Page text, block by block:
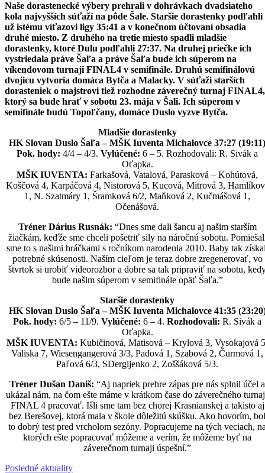
Naše dorastenecké výbery prehrali v dohrávkach dvadsiateho
kola najvyšších súťaží na pôde Šale. Staršie dorastenky podľahli
už istému víťazovi ligy 35:41 a v konečnom účtovaní obsadia
druhé miesto. Z druhého na tretie miesto spadli mladšie
dorastenky, ktoré Dulu podľahli 27:37. Na druhej priečke ich
vystriedala práve Šaľa a práve Šaľa bude ich súperom na
víkendovom turnaji FINAL4 v semifinále. Druhú semifinálovú
dvojicu vytvoria domáca Bytča a Malacky. V súťaži starších
dorasteniek o majstrovi tiež rozhodne záverečný turnaj FINAL4,
ktorý sa bude hrať v sobotu 23. mája v Šali. Ich súperom v
semifinále budú Topoľčany, domáce Duslo vyzve Bytča.
Mladšie dorastenky
HK Slovan Duslo Šaľa – MŠK Iuventa Michalovce 37:27 (19:11)
Pok. hody: 4/4 – 4/3. Vylúčené: 6 – 5. Rozhodovali: R. Sivák a
Oťapka.
MŠK IUVENTA: Farkašová, Vatalová, Parasková – Kohútová,
Koščová 4, Karpáčová 4, Nistorová 5, Kucová, Mitrová 3,
1, N. Szatmáry 1, Šramková 6/2, Maňková 2, Kučmášová 1,
Očenášová.
Tréner Dárius Rusnák: “Dnes sme dali šancu aj našim starším
žiačkám, keďže sme chceli pošetriť sily na náročnú sobotu.
sme to s našimi hráčkami s ročníkom narodenia 2010. Baby tak
potrebné skúsenosti. Naším cieľom je teraz dobre zregenerovať, vo
štvrtok si urobiť videorozbor a dobre sa tak pripraviť na sobotu,
bude našim súperom v semifinále opäť Šaľa.”
Staršie dorastenky
HK Slovan Duslo Šaľa – MŠK Iuventa Michalovce 41:35
Pok. hody: 6/5 – 11/9. Vylúčené: 6 – 4. Rozhodovali: R. Sivák a
Oťapka.
MŠK IUVENTA: Kubičinová, Matisová – Krylová 3, Vysokajová
Valiska 7, Wiesengangerová 3/3, Padová 1, Szabová 2, Čurmová 1,
Paľová 6/3, SDergijenko 2, Zoššáková 5/3.
Tréner Dušan Daniš: “Aj napriek prehre zápas pre nás splnil účel a
ukázal nám, na čom ešte máme v krátkom čase do záverečného
FINAL 4 pracovať. Išli sme tam bez chorej Krasnianskej a takisto aj
bez Berešovej, ktorá mala v škole dôležitú skúšku. Ako hovorím, bol
to dobrý test pred vrcholom sezóny. Popracujeme na tých veciach,
ktorých ešte popracovať môžeme a verím, že môžeme byť na
záverečnom turnaji úspešní.”
Posledné aktuality